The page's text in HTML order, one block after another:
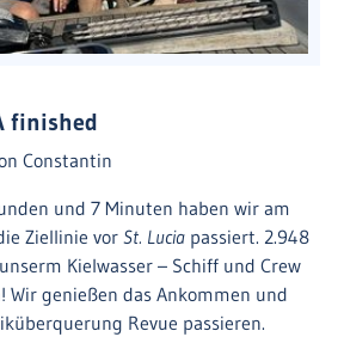
finished
Constantin
und 7 Minuten haben wir am
Ziellinie vor St. Lucia passiert. 2.948
Kielwasser – Schiff und Crew
Wir genießen das Ankommen und
Revue passieren.